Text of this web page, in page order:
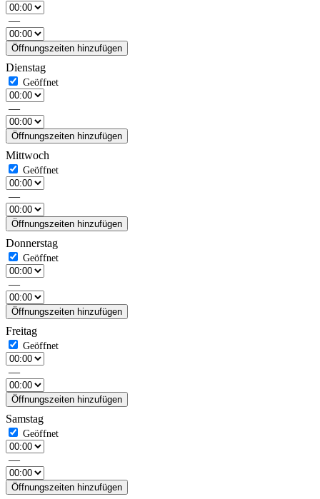
—
Öffnungszeiten hinzufügen
Dienstag
—
Öffnungszeiten hinzufügen
Mittwoch
—
Öffnungszeiten hinzufügen
Donnerstag
—
Öffnungszeiten hinzufügen
Freitag
—
Öffnungszeiten hinzufügen
Samstag
—
Öffnungszeiten hinzufügen